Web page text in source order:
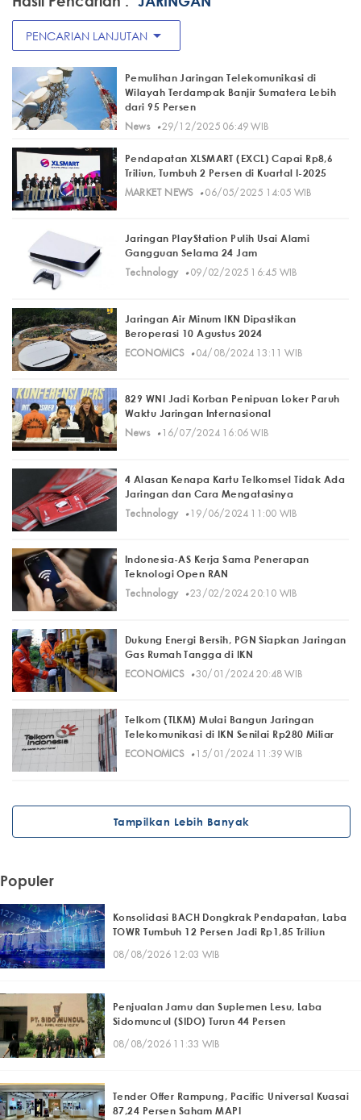
PENCARIAN LANJUTAN arrow_drop_down
Pemulihan Jaringan Telekomunikasi di
Wilayah Terdampak Banjir Sumatera Lebih
dari 95 Persen
News· 29/12/2025 06:49 WIB
Pendapatan XLSMART (EXCL) Capai Rp8,6
Triliun, Tumbuh 2 Persen di Kuartal I-2025
MARKET NEWS· 06/05/2025 14:05 WIB
Jaringan PlayStation Pulih Usai Alami
Gangguan Selama 24 Jam
Technology
· 09/02/2025 16:45 WIB
Jaringan Air Minum IKN Dipastikan
Beroperasi 10 Agustus 2024
ECONOMICS· 04/08/2024 13:11 WIB
829 WNI Jadi Korban Penipuan Loker Paruh
Waktu Jaringan Internasional
News· 16/07/2024 16:06 WIB
4 Alasan Kenapa Kartu Telkomsel Tidak Ada
Jaringan dan Cara Mengatasinya
Technology
· 19/06/2024 11:00 WIB
Indonesia-AS Kerja Sama Penerapan
Teknologi Open RAN
Technology
· 23/02/2024 20:10 WIB
Dukung Energi Bersih, PGN Siapkan Jaringan
Gas Rumah Tangga di IKN
ECONOMICS· 30/01/2024 20:48 WIB
Telkom (TLKM) Mulai Bangun Jaringan
Telekomunikasi di IKN Senilai Rp280 Miliar
ECONOMICS· 15/01/2024 11:39 WIB
Tampilkan Lebih Banyak
Populer
Konsolidasi BACH Dongkrak Pendapatan, Laba
TOWR Tumbuh 12 Persen Jadi Rp1,85 Triliun
08/08/2026 12:03 WIB
Penjualan Jamu dan Suplemen Lesu, Laba
Sidomuncul (SIDO) Turun 44 Persen
08/08/2026 11:33 WIB
Tender Offer Rampung, Pacific Universal Kuasai
87,24 Persen Saham MAPI